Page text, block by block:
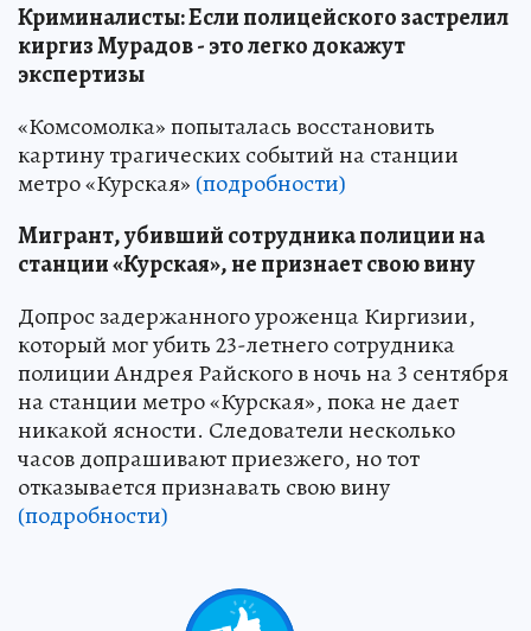
Криминалисты: Если полицейского застрелил
киргиз Мурадов - это легко докажут
экспертизы
«Комсомолка» попыталась восстановить
картину трагических событий на станции
метро «Курская» (подробности)
Мигрант, убивший сотрудника полиции на
станции «Курская», не признает свою вину
Допрос задержанного уроженца Киргизии,
который мог убить 23-летнего сотрудника
полиции Андрея Райского в ночь на 3 сентября
на станции метро «Курская», пока не дает
никакой ясности. Следователи несколько
часов допрашивают приезжего, но тот
отказывается признавать свою вину
(подробности)